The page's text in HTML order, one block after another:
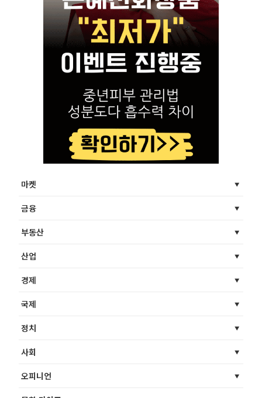
마켓
금융
부동산
산업
경제
국제
정치
사회
오피니언